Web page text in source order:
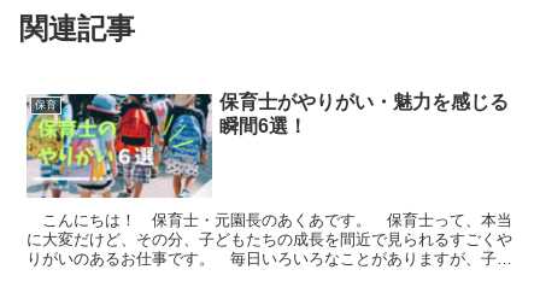
関連記事
保育
保育士がやりがい・魅力を感じる
瞬間6選！
こんにちは！ 保育士・元園長のあくあです。 保育士って、本当
に大変だけど、その分、子どもたちの成長を間近で見られるすごくや
りがいのあるお仕事です。 毎日いろいろなことがありますが、子ど